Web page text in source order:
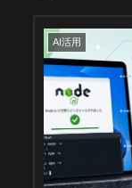
AI活用